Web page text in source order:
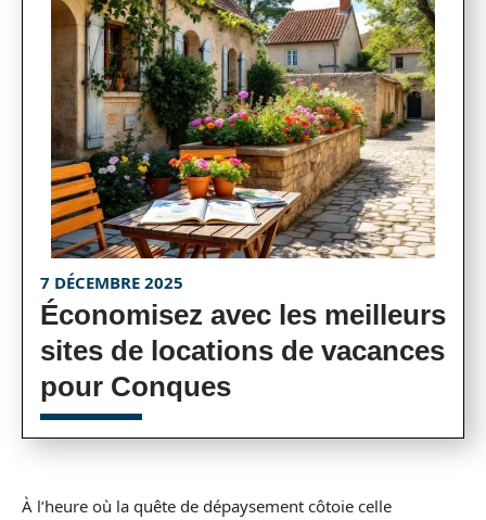
7 DÉCEMBRE 2025
Économisez avec les meilleurs
sites de locations de vacances
pour Conques
À l’heure où la quête de dépaysement côtoie celle